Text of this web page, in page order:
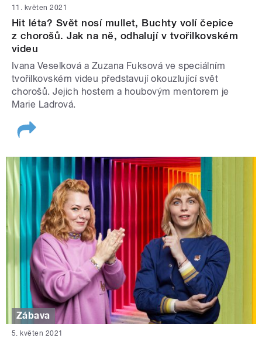
11. květen 2021
Hit léta? Svět nosí mullet, Buchty volí čepice
z chorošů. Jak na ně, odhalují v tvořilkovském
videu
Ivana Veselková a Zuzana Fuksová ve speciálním
tvořilkovském videu představují okouzlující svět
chorošů. Jejich hostem a houbovým mentorem je
Marie Ladrová.
Zábava
5. květen 2021